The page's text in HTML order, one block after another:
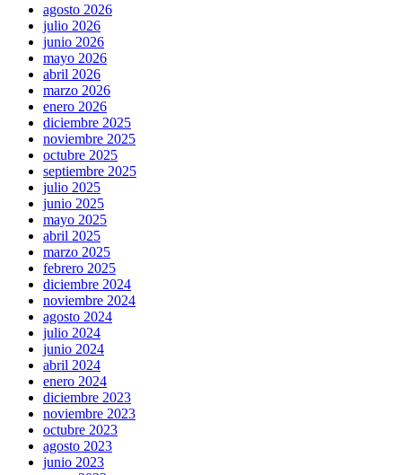
agosto 2026
julio 2026
junio 2026
mayo 2026
abril 2026
marzo 2026
enero 2026
diciembre 2025
noviembre 2025
octubre 2025
septiembre 2025
julio 2025
junio 2025
mayo 2025
abril 2025
marzo 2025
febrero 2025
diciembre 2024
noviembre 2024
agosto 2024
julio 2024
junio 2024
abril 2024
enero 2024
diciembre 2023
noviembre 2023
octubre 2023
agosto 2023
junio 2023